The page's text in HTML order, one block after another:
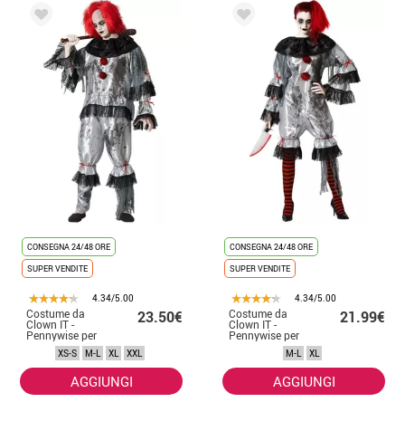
CONSEGNA 24/48 ORE
SUPER VENDITE
4.34/5.00
Costume da
Clown IT -
Pennywise per
uomo
23.50€
XS-S M-L XL XXL
AGGIUNGI
CONSEGNA 24/48 ORE
SUPER VENDITE
4.34/5.00
Costume da
Clown IT -
Pennywise per
donna
21.99€
M-L XL
AGGIUNGI